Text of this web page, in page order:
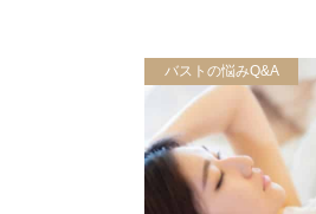
バストの悩みQ&A